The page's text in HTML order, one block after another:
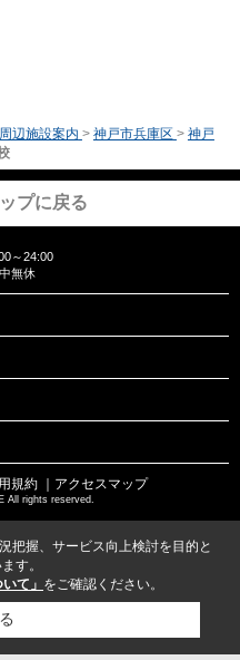
周辺施設案内 > 神戸市兵庫区 > 神戸
プに戻る
～24:00
無休
規約 ｜アクセスマップ
All rights reserved.
把握、サービス向上検討を目的と
す。
て」 をご確認ください。